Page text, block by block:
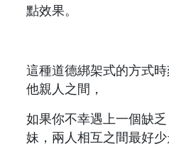
點效果。
這種道德綁架式的方式
他親人之間，
如果你不幸遇上一個缺
妹，兩人相互之間最好少